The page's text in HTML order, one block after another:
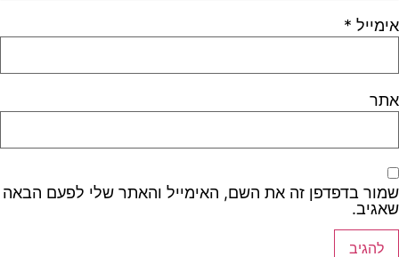
אימייל *
אתר
שמור בדפדפן זה את השם, האימייל והאתר שלי לפעם הבאה
שאגיב.